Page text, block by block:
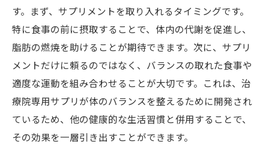
す。まず、サプリメントを取り入れるタイミングです。
特に食事の前に摂取することで、体内の代謝を促進し、
脂肪の燃焼を助けることが期待できます。次に、サプリ
メントだけに頼るのではなく、バランスの取れた食事や
適度な運動を組み合わせることが大切です。これは、治
療院専用サプリが体のバランスを整えるために開発され
ているため、他の健康的な生活習慣と併用することで、
その効果を一層引き出すことができます。